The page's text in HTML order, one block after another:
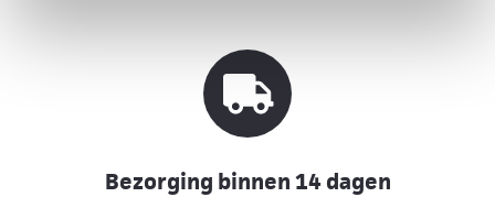
Bezorging binnen 14 dagen